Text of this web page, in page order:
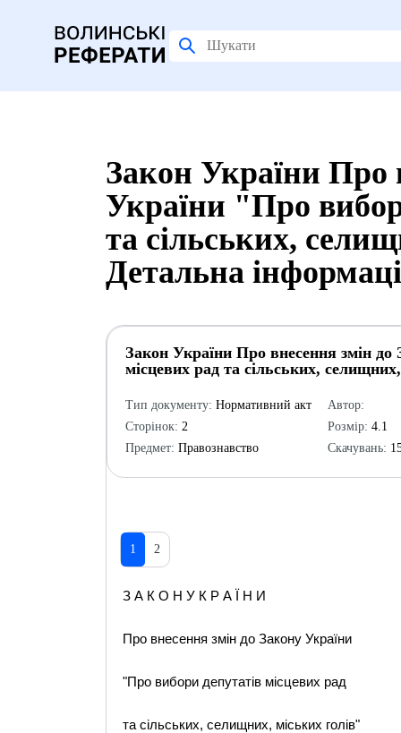
Закон України Про
України "Про
та сільських,
Детальна
Закон України Про внесення змін
місцевих рад та сільських,
Тип документу: Нормативний акт
Сторінок: 2
Предмет: Правознавство
Автор:
Розмір: 4.1
Скачувань:
1 2
З А К О Н У К Р А Ї Н И
Про внесення змін до Закону України
"Про вибори депутатів місцевих рад
та сільських, селищних, міських голів"